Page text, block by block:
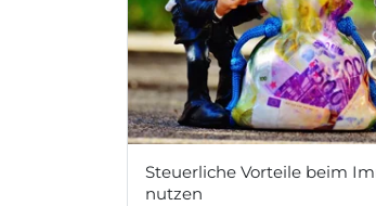
Steuerliche Vorteile beim
nutzen